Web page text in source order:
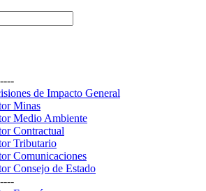
de Impacto General
Minas
Medio Ambiente
Contractual
Tributario
Comunicaciones
Consejo de Estado